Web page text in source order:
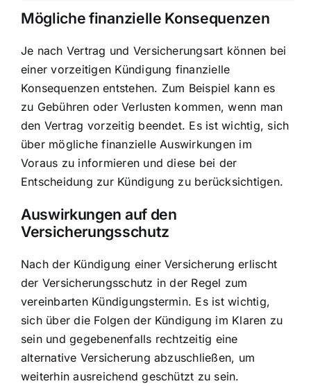
Mögliche finanzielle Konsequenzen
Je nach Vertrag und Versicherungsart können bei
einer vorzeitigen Kündigung finanzielle
Konsequenzen entstehen. Zum Beispiel kann es
zu Gebühren oder Verlusten kommen, wenn man
den Vertrag vorzeitig beendet. Es ist wichtig, sich
über mögliche finanzielle Auswirkungen im
Voraus zu informieren und diese bei der
Entscheidung zur Kündigung zu berücksichtigen.
Auswirkungen auf den
Versicherungsschutz
Nach der Kündigung einer Versicherung erlischt
der Versicherungsschutz in der Regel zum
vereinbarten Kündigungstermin. Es ist wichtig,
sich über die Folgen der Kündigung im Klaren zu
sein und gegebenenfalls rechtzeitig eine
alternative Versicherung abzuschließen, um
weiterhin ausreichend geschützt zu sein.